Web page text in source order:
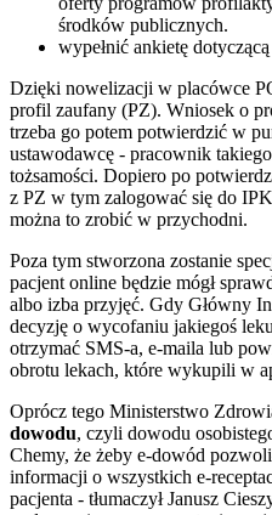
środków publicznych.
wypełnić ankietę
Dzięki nowelizacji w placówce
profil zaufany (PZ). Wniosek o
trzeba go potem potwierdzić w
ustawodawcę - pracownik
tożsamości. Dopiero po
z PZ w tym zalogować się do
można to zrobić w przychodni.
Poza tym stworzona zostanie
pacjent online będzie mógł
albo izba przyjęć. Gdy Główny
decyzję o wycofaniu jakiegoś
otrzymać SMS-a, e-maila lub
obrotu lekach, które wykupili w
Oprócz tego Ministerstwo
dowodu, czyli dowodu
Chemy, że żeby e-dowód
informacji o wszystkich e-
pacjenta - tłumaczył Janusz